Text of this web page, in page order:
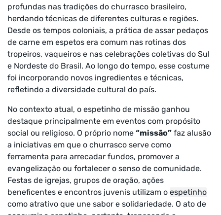
profundas nas tradições do churrasco brasileiro,
herdando técnicas de diferentes culturas e regiões.
Desde os tempos coloniais, a prática de assar pedaços
de carne em espetos era comum nas rotinas dos
tropeiros, vaqueiros e nas celebrações coletivas do Sul
e Nordeste do Brasil. Ao longo do tempo, esse costume
foi incorporando novos ingredientes e técnicas,
refletindo a diversidade cultural do país.
No contexto atual, o espetinho de missão ganhou
destaque principalmente em eventos com propósito
social ou religioso. O próprio nome “missão” faz alusão
a iniciativas em que o churrasco serve como
ferramenta para arrecadar fundos, promover a
evangelização ou fortalecer o senso de comunidade.
Festas de igrejas, grupos de oração, ações
beneficentes e encontros juvenis utilizam o espetinho
como atrativo que une sabor e solidariedade. O ato de